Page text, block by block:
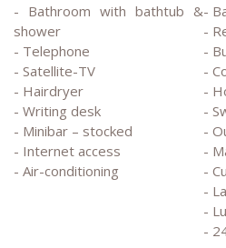
- Bathroom with bathtub &
shower
- Telephone
- Satellite-TV
- Hairdryer
- Writing desk
- Minibar – stocked
- Internet access
- Air-conditioning
-
-
-
-
-
-
-
-
-
-
-
-